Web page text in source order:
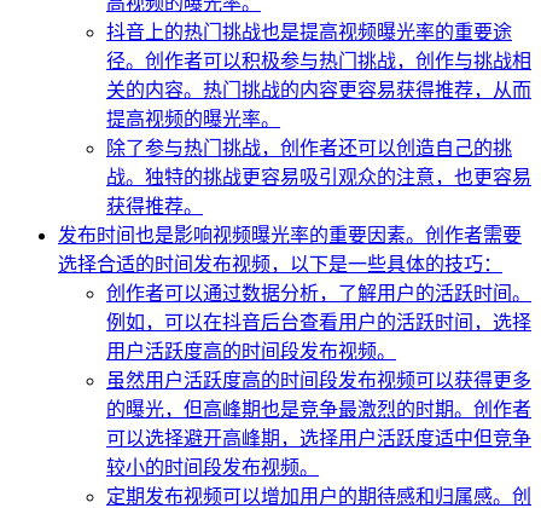
抖音上的热门挑战也是提高视频曝光率的重要途
径。创作者可以积极参与热门挑战，创作与挑战相
关的内容。热门挑战的内容更容易获得推荐，从而
提高视频的曝光率。
除了参与热门挑战，创作者还可以创造自己的挑
战。独特的挑战更容易吸引观众的注意，也更容易
获得推荐。
发布时间也是影响视频曝光率的重要因素。创作者需要
选择合适的时间发布视频，以下是一些具体的技巧：
创作者可以通过数据分析，了解用户的活跃时间。
例如，可以在抖音后台查看用户的活跃时间，选择
用户活跃度高的时间段发布视频。
虽然用户活跃度高的时间段发布视频可以获得更多
的曝光，但高峰期也是竞争最激烈的时期。创作者
可以选择避开高峰期，选择用户活跃度适中但竞争
较小的时间段发布视频。
定期发布视频可以增加用户的期待感和归属感。创